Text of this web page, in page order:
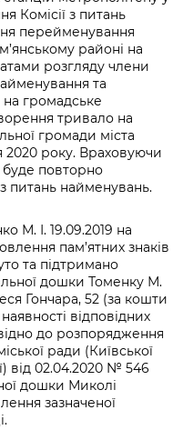
Комісії з питань
перейменування
районі на
розгляду члени
та
громадське
тривало на
громади міста
2020 року. Враховуючи
буде повторно
з питань найменувань.
М. І. 19.09.2019 на
пам’ятних знаків
та підтримано
дошки Томенку М.
Гончара, 52 (за кошти
відповідних
до розпорядження
ради (Київської
від 02.04.2020 № 546
дошки Миколі
зазначеної